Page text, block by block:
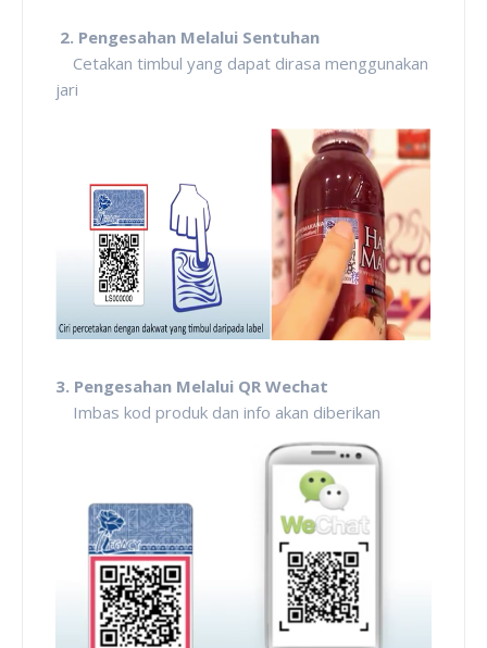
2. Pengesahan Melalui Sentuhan
Cetakan timbul yang dapat dirasa menggunakan
jari
3. Pengesahan Melalui QR Wechat
Imbas kod produk dan info akan diberikan